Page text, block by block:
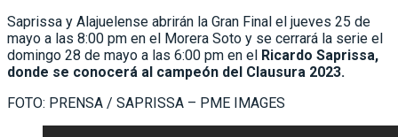
Saprissa y Alajuelense abrirán la Gran Final el jueves 25 de
mayo a las 8:00 pm en el Morera Soto y se cerrará la serie el
domingo 28 de mayo a las 6:00 pm en el Ricardo Saprissa,
donde se conocerá al campeón del Clausura 2023.
FOTO: PRENSA / SAPRISSA – PME IMAGES